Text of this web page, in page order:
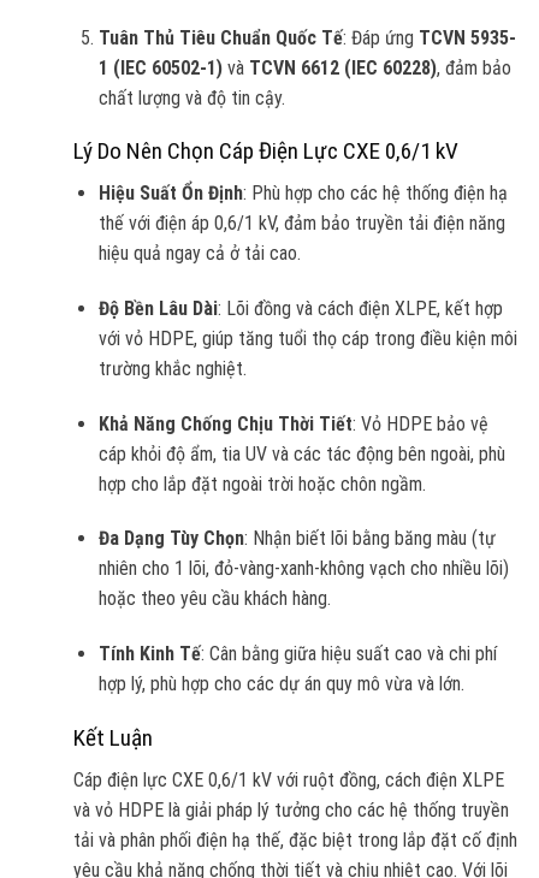
Tuân Thủ Tiêu Chuẩn Quốc Tế: Đáp ứng TCVN 5935-
1 (IEC 60502-1)và TCVN 6612 (IEC 60228), đảm bảo
chất lượng và độ tin cậy.
Lý Do Nên Chọn Cáp Điện Lực CXE 0,6/1 kV
Hiệu Suất Ổn Định: Phù hợp cho các hệ thống điện hạ
thế với điện áp 0,6/1 kV, đảm bảo truyền tải điện năng
hiệu quả ngay cả ở tải cao.
Độ Bền Lâu Dài: Lõi đồng và cách điện XLPE, kết hợp
với vỏ HDPE, giúp tăng tuổi thọ cáp trong điều kiện môi
trường khắc nghiệt.
Khả Năng Chống Chịu Thời Tiết: Vỏ HDPE bảo vệ
cáp khỏi độ ẩm, tia UV và các tác động bên ngoài, phù
hợp cho lắp đặt ngoài trời hoặc chôn ngầm.
Đa Dạng Tùy Chọn: Nhận biết lõi bằng băng màu (tự
nhiên cho 1 lõi, đỏ-vàng-xanh-không vạch cho nhiều lõi)
hoặc theo yêu cầu khách hàng.
Tính Kinh Tế: Cân bằng giữa hiệu suất cao và chi phí
hợp lý, phù hợp cho các dự án quy mô vừa và lớn.
Kết Luận
Cáp điện lực CXE 0,6/1 kV với ruột đồng, cách điện XLPE
và vỏ HDPE là giải pháp lý tưởng cho các hệ thống truyền
tải và phân phối điện hạ thế, đặc biệt trong lắp đặt cố định
yêu cầu khả năng chống thời tiết và chịu nhiệt cao. Với lõi